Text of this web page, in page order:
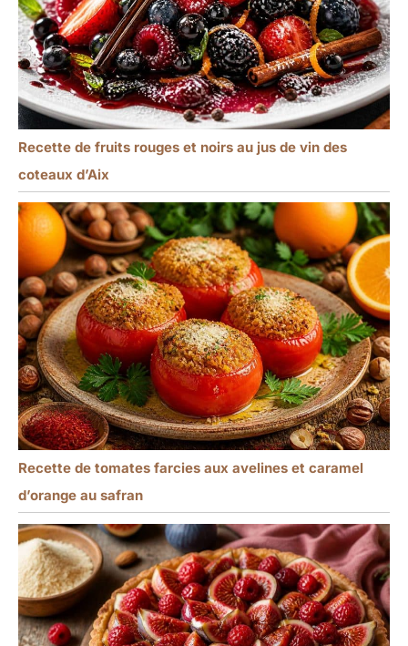
Recette de fruits rouges et noirs au jus de vin des
coteaux d’Aix
Recette de tomates farcies aux avelines et caramel
d’orange au safran